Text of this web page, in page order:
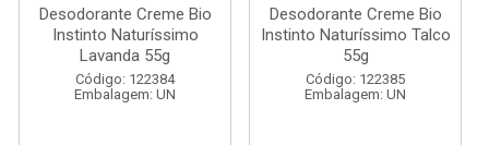
Desodorante Creme Bio
Instinto Naturíssimo
Lavanda 55g
Código: 122384
Embalagem: UN
Desodorante Creme Bio
Instinto Naturíssimo Talco
55g
Código: 122385
Embalagem: UN